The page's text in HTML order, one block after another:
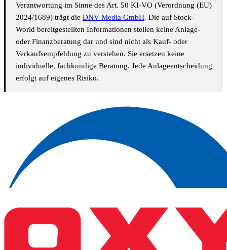
Verantwortung im Sinne des Art. 50 KI-VO (Verordnung (EU)
2024/1689) trägt die DNV Media GmbH. Die auf Stock-
World bereitgestellten Informationen stellen keine Anlage-
oder Finanzberatung dar und sind nicht als Kauf- oder
Verkaufsempfehlung zu verstehen. Sie ersetzen keine
individuelle, fachkundige Beratung. Jede Anlageentscheidung
erfolgt auf eigenes Risiko.